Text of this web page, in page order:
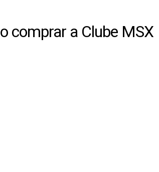
comprar a Clube MSX